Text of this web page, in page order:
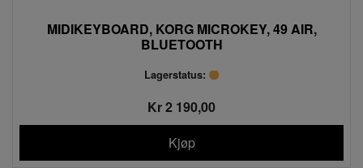
MIDIKEYBOARD, KORG MICROKEY, 49 AIR,
BLUETOOTH
Lagerstatus:
Kr 2 190,00
Kjøp